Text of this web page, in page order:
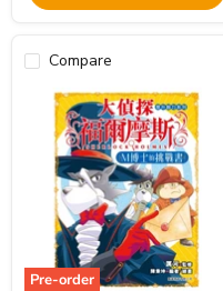
Compare
Pre-order